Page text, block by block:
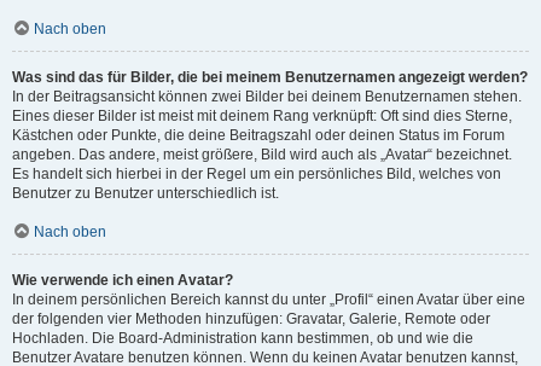
Nach oben
Was sind das für Bilder, die bei meinem Benutzernamen angezeigt werden?
In der Beitragsansicht können zwei Bilder bei deinem Benutzernamen stehen.
Eines dieser Bilder ist meist mit deinem Rang verknüpft: Oft sind dies Sterne,
Kästchen oder Punkte, die deine Beitragszahl oder deinen Status im Forum
angeben. Das andere, meist größere, Bild wird auch als „Avatar“ bezeichnet.
Es handelt sich hierbei in der Regel um ein persönliches Bild, welches von
Benutzer zu Benutzer unterschiedlich ist.
Nach oben
Wie verwende ich einen Avatar?
In deinem persönlichen Bereich kannst du unter „Profil“ einen Avatar über eine
der folgenden vier Methoden hinzufügen: Gravatar, Galerie, Remote oder
Hochladen. Die Board-Administration kann bestimmen, ob und wie die
Benutzer Avatare benutzen können. Wenn du keinen Avatar benutzen kannst,